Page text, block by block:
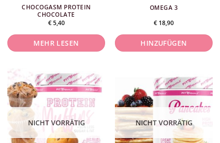
CHOCOGASM PROTEIN
CHOCOLATE
€5,40
MEHR LESEN
OMEGA 3
€ 18,90
HINZUFÜGEN
NICHT VORRÄTIG NICHT VORRÄTIG